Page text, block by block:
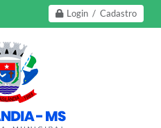
Login / Cadastro